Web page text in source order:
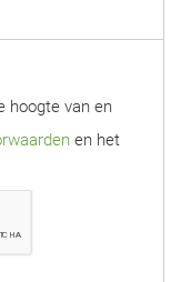
hoogte van en
en het